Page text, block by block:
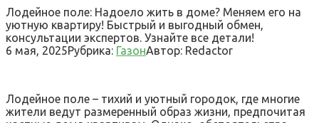
Лодейное поле: Надоело жить в доме? Меняем его на
уютную квартиру! Быстрый и выгодный обмен,
консультации экспертов. Узнайте все детали!
6 мая, 2025Рубрика: ГазонАвтор: Redactor
Лодейное поле – тихий и уютный городок, где многие
жители ведут размеренный образ жизни, предпочитая